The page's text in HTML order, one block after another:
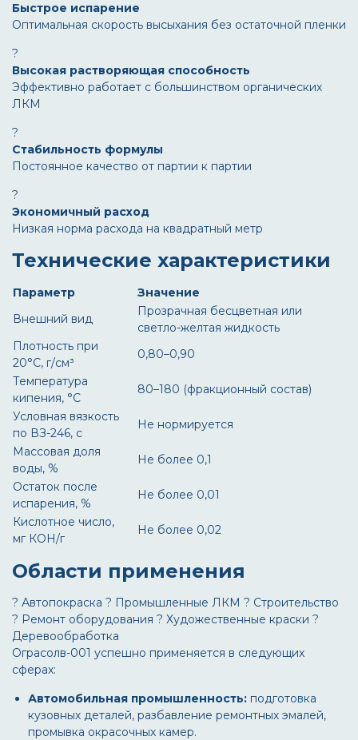
Быстрое испарение
Оптимальная скорость высыхания без остаточной пленки
?
Высокая растворяющая способность
Эффективно работает с большинством органических
ЛКМ
?️
Стабильность формулы
Постоянное качество от партии к партии
?
Экономичный расход
Низкая норма расхода на квадратный метр
Технические характеристики
Параметр
Значение
Внешний вид
Прозрачная бесцветная или
светло-желтая жидкость
Плотность при
20°C, г/см³
0,80–0,90
Температура
кипения, °C
80–180 (фракционный состав)
Условная вязкость
по ВЗ-246, с
Не нормируется
Массовая доля
воды, %
Не более 0,1
Остаток после
испарения, %
Не более 0,01
Кислотное число,
мг КОН/г
Не более 0,02
Области применения
? Автопокраска ? Промышленные ЛКМ ?️ Строительство
? Ремонт оборудования ? Художественные краски ?
Деревообработка
Ограсолв-001 успешно применяется в следующих
сферах:
Автомобильная промышленность: подготовка
кузовных деталей, разбавление ремонтных эмалей,
промывка окрасочных камер.